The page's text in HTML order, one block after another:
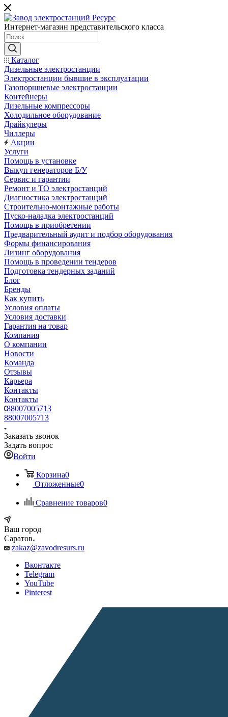
Интернет-магазин представительского класса
Каталог
Дизельные электростанции
Электростанции бывшие в эксплуатации
Газопоршневые электростанции
Контейнеры
Дизельные компрессоры
Холодильное оборудование
Драйкулеры
Чиллеры
Акции
Услуги
Помощь в установке
Выкуп генераторов Б/У
Сервис и гарантии
Ремонт и ТО электростанций
Диагностика электростанций
Строительно-монтажные работы
Пуско-наладка электростанций
Помощь в приобретении
Предварительный аудит и подбор оборудования
Формы финансирования
Лизинг оборудования
Помощь в проведении тендеров
Подготовка тендерных заданий
Блог
Бренды
Как купить
Условия оплаты
Условия доставки
Гарантия на товар
Компания
О компании
Новости
Команда
Отзывы
Карьера
Контакты
Контакты
88007005713
88007005713
Заказать звонок
Задать вопрос
Войти
Корзина0
Отложенные0
Сравнение товаров0
Ваш город
Саратов
zakaz@zavodresurs.ru
Вконтакте
Telegram
YouTube
Pinterest